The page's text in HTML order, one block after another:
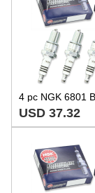
USD 37.32